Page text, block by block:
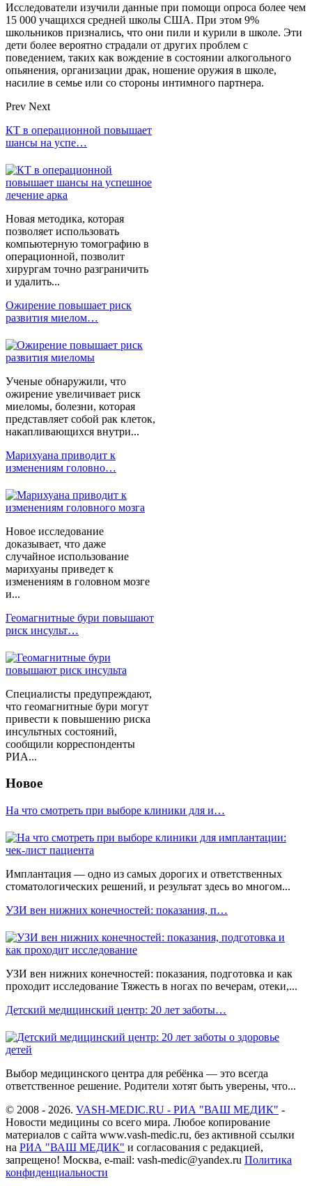
Исследователи изучили данные при помощи опроса более чем
15 000 учащихся средней школы США. При этом 9%
школьников признались, что они пили и курили в школе. Эти
дети более вероятно страдали от других проблем с
поведением, таких как вождение в состоянии алкогольного
опьянения, организации драк, ношение оружия в школе,
насилие в семье или со стороны интимного партнера.
Prev Next
КТ в операционной повышает
шансы на успе…
Новая методика, которая
позволяет использовать
компьютерную томографию в
операционной, позволит
хирургам точно разграничить
и удалить...
Ожирение повышает риск
развития миелом…
Ученые обнаружили, что
ожирение увеличивает риск
миеломы, болезни, которая
представляет собой рак клеток,
накапливающихся внутри...
Марихуана приводит к
изменениям головно…
Новое исследование
доказывает, что даже
случайное использование
марихуаны приведет к
изменениям в головном мозге
и...
Геомагнитные бури повышают
риск инсульт…
Специалисты предупреждают,
что геомагнитные бури могут
привести к повышению риска
инсультных состояний,
сообщили корреспонденты
РИА...
Новое
На что смотреть при выборе клиники для и…
Имплантация — одно из самых дорогих и ответственных
стоматологических решений, и результат здесь во многом...
УЗИ вен нижних конечностей: показания, п…
УЗИ вен нижних конечностей: показания, подготовка и как
проходит исследование Тяжесть в ногах по вечерам, отеки,...
Детский медицинский центр: 20 лет заботы…
Выбор медицинского центра для ребёнка — это всегда
ответственное решение. Родители хотят быть уверены, что...
© 2008 - 2026. VASH-MEDIC.RU - РИА "ВАШ МЕДИК" -
Новости медицины со всего мира. Любое копирование
материалов с сайта www.vash-medic.ru, без активной ссылки
на РИА "ВАШ МЕДИК" и согласования с редакцией,
запрещено! Москва, e-mail: vash-medic@yandex.ru Политика
конфиденциальности